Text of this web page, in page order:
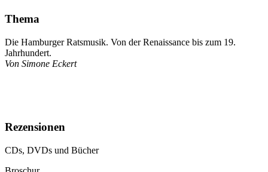
Thema
Die Hamburger Ratsmusik. Von der Renaissance bis zum 19.
Jahrhundert.
Von Simone Eckert
Rezensionen
CDs, DVDs und Bücher